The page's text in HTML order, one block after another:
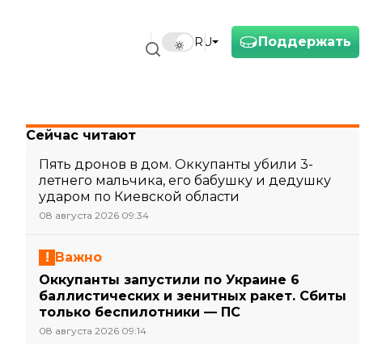
Поддержать
RU
Сейчас читают
Пять дронов в дом. Оккупанты убили 3-
летнего мальчика, его бабушку и дедушку
ударом по Киевской области
08 августа 2026 09:34
Важно
Оккупанты запустили по Украине 6
баллистических и зенитных ракет. Сбиты
только беспилотники — ПС
08 августа 2026 09:14